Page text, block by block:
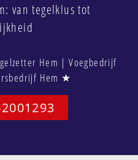
van tegelklus tot
Hem | Voegbedrijf
Hem ★